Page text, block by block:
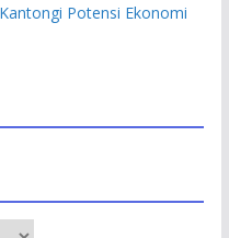
Potensi Ekonomi